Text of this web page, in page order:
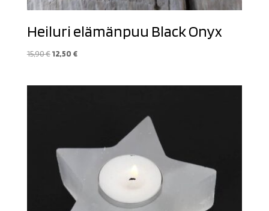
Heiluri elämänpuu Black Onyx
15,90€ Alkuperäinen
12,50 €Nykyinen